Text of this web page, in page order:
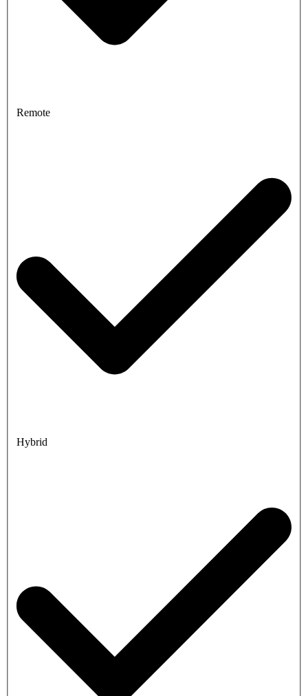
Remote
Hybrid